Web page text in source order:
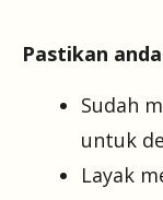
Pastikan
Sudah
untuk
Layak